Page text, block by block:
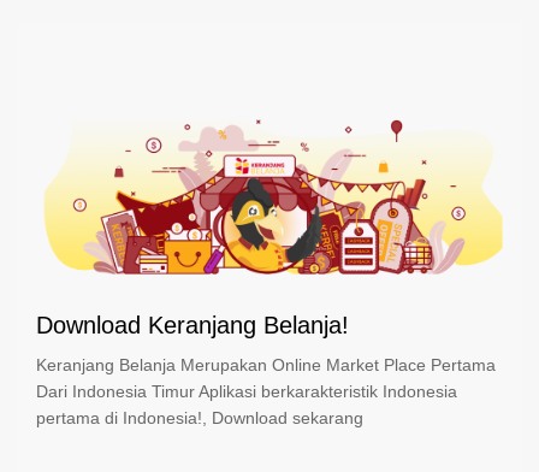
Download Keranjang Belanja!
Keranjang Belanja Merupakan Online Market Place Pertama
Dari Indonesia Timur Aplikasi berkarakteristik Indonesia
pertama di Indonesia!, Download sekarang